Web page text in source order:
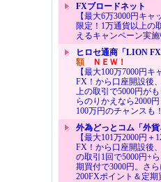
FXブロードネット
【最大6万3000円キ
限定！1万通貨以上の
えるキャンペーン実施
ヒロセ通商「LION FX
額ＮＥＷ！
【最大100万7000円
FX！から口座開設後
上の取引で5000円が
らのりかえなら2000
100万円のチャンスも！
外為どっとコム「外貨
【最大101万2000円
FX！から口座開設後
の取引1回で5000円+
期買付で3000円。さ
200FXポイント＆定期